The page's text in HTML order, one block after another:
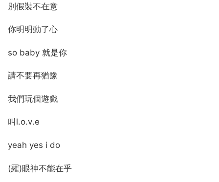
別假裝不在意
你明明動了心
so baby 就是你
請不要再猶豫
我們玩個遊戲
叫l.o.v.e
yeah yes i do
(羅)眼神不能在乎